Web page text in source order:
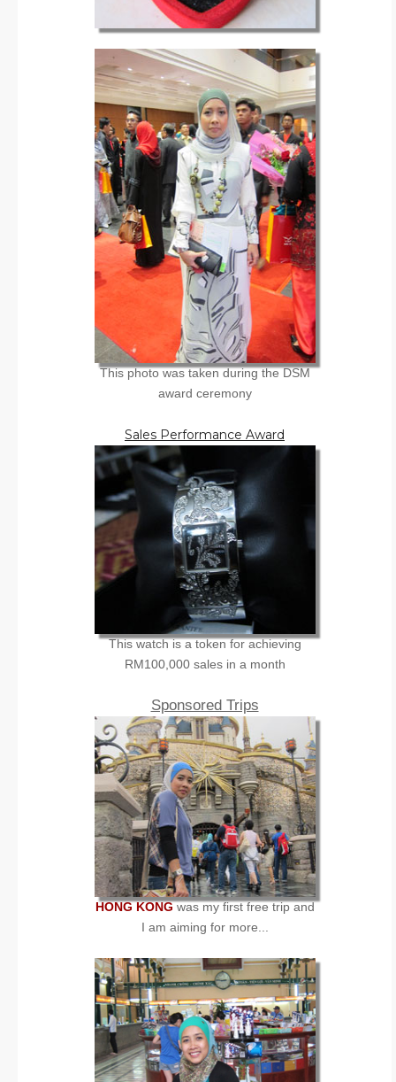
This photo was taken during the DSM
award ceremony
Sales Performance Award
This watch is a token for achieving
RM100,000 sales in a month
Sponsored Trips
HONG KONGwas my first free trip and
I am aiming for more...